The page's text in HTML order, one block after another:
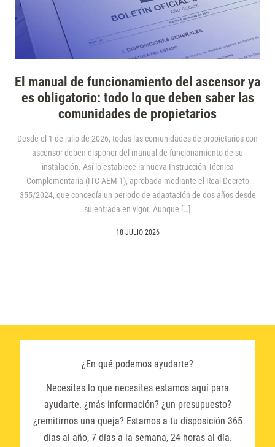
El manual de funcionamiento del ascensor ya
es obligatorio: todo lo que deben saber las
comunidades de propietarios
Desde el 1 de julio de 2026, todas las comunidades de propietarios con
ascensor deben disponer del manual de funcionamiento de su
instalación. Así lo establece la nueva Instrucción Técnica
Complementaria (ITC AEM 1), aprobada mediante el Real Decreto
355/2024, que concedía un periodo de adaptación de dos años desde
su entrada en vigor. Aunque […]
18 JULIO 2026
¿En qué podemos ayudarte?
Necesites lo que necesites estamos aquí para
ayudarte. ¿más información? ¿un presupuesto?
¿remitirnos una queja? Estamos a tu disposición 365
días al año, 7 días a la semana, 24 horas al día.